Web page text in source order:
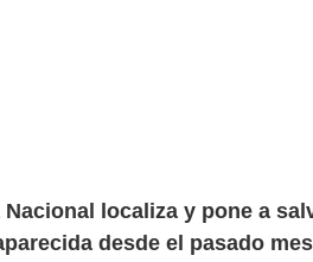
localiza y pone a
desde el pasado